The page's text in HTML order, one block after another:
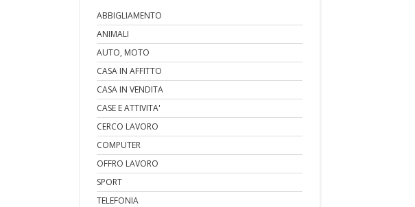
ABBIGLIAMENTO
ANIMALI
AUTO, MOTO
CASA IN AFFITTO
CASA IN VENDITA
CASE E ATTIVITA'
CERCO LAVORO
COMPUTER
OFFRO LAVORO
SPORT
TELEFONIA